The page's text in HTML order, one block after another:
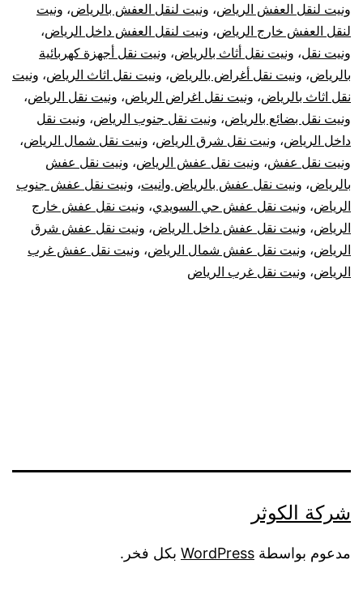
ونيت لنقل العفش الرياض، ونيت لنقل العفش بالرياض، ونيت
لنقل العفش خارج الرياض، ونيت لنقل العفش داخل الرياض،
ونيت نقل، ونيت نقل أثاث بالرياض، ونيت نقل أجهزة كهربائية
بالرياض، ونيت نقل أغراض بالرياض، ونيت نقل اثاث الرياض، ونيت
نقل اثاث بالرياض، ونيت نقل اغراض الرياض، ونيت نقل الرياض،
ونيت نقل بضائع بالرياض، ونيت نقل جنوب الرياض، ونيت نقل
داخل الرياض، ونيت نقل شرق الرياض، ونيت نقل شمال الرياض،
ونيت نقل عفش، ونيت نقل عفش الرياض، ونيت نقل عفش
بالرياض، ونيت نقل عفش بالرياض وانيت، ونيت نقل عفش جنوب
الرياض، ونيت نقل عفش حي السويدي، ونيت نقل عفش خارج
الرياض، ونيت نقل عفش داخل الرياض، ونيت نقل عفش شرق
الرياض، ونيت نقل عفش شمال الرياض، ونيت نقل عفش غرب
الرياض، ونيت نقل غرب الرياض
شركة الكوثر
مدعوم بواسطة WordPress بكل فخر.